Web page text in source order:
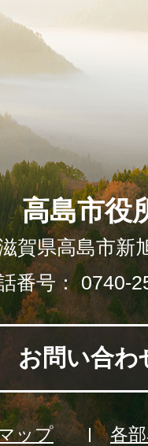
高島市役
賀県高島市新
番号： 0740-
お問い合わ
ップ
各